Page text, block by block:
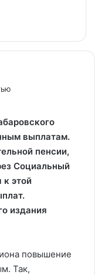
выплатам.
пенсии,
Социальный
этой
издания
повышение
Так,